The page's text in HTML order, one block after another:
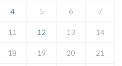
4 5 6 7
11 12 13 14
18 19 20 21